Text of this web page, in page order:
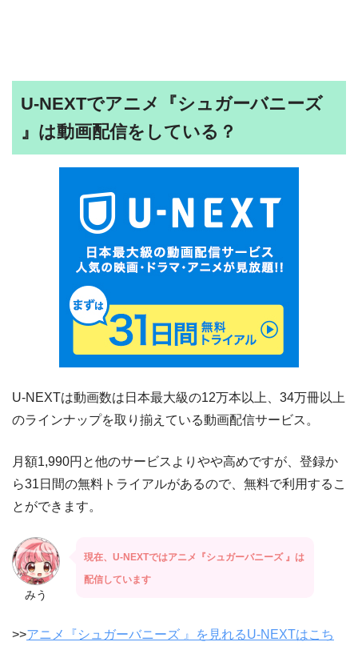
U-NEXTでアニメ『シュガーバニーズ
』は動画配信をしている？
U-NEXTは動画数は日本最大級の12万本以上、34万冊以上
のラインナップを取り揃えている動画配信サービス。
月額1,990円と他のサービスよりやや高めですが、登録か
ら31日間の無料トライアルがあるので、無料で利用するこ
とができます。
みう
現在、U-NEXTではアニメ『シュガーバニーズ 』は
配信しています
>>アニメ『シュガーバニーズ 』を見れるU-NEXTはこち